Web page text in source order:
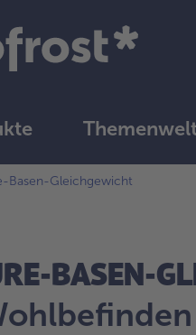
Basen-Gleichgewicht
BASEN-